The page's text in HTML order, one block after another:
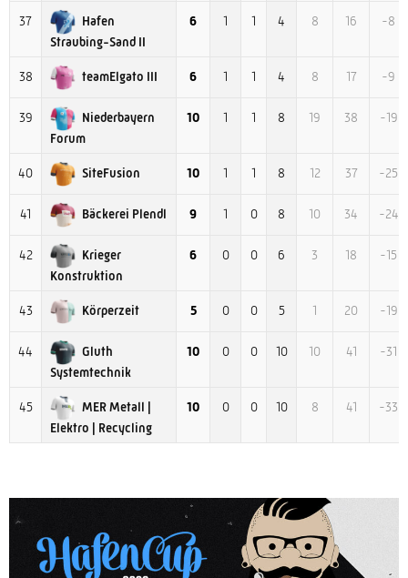
37
Hafen
Straubing-Sand II
6 1 1 4 8 16 -8
38 teamElgato III 6 1 1 4 8 17 -9
39
Niederbayern
Forum
10 1 1 8 19 38 -19
40 SiteFusion 10 1 1 8 12 37 -25
41 Bäckerei Plendl 9 1 0 8 10 34 -24
42
Krieger
Konstruktion
6 0 0 6 3 18 -15
43 Körperzeit 5 0 0 5 1 20 -19
44
Gluth
Systemtechnik
10 0 0 10 10 41 -31
45
MER Metall |
Elektro | Recycling
10 0 0 10 8 41 -33